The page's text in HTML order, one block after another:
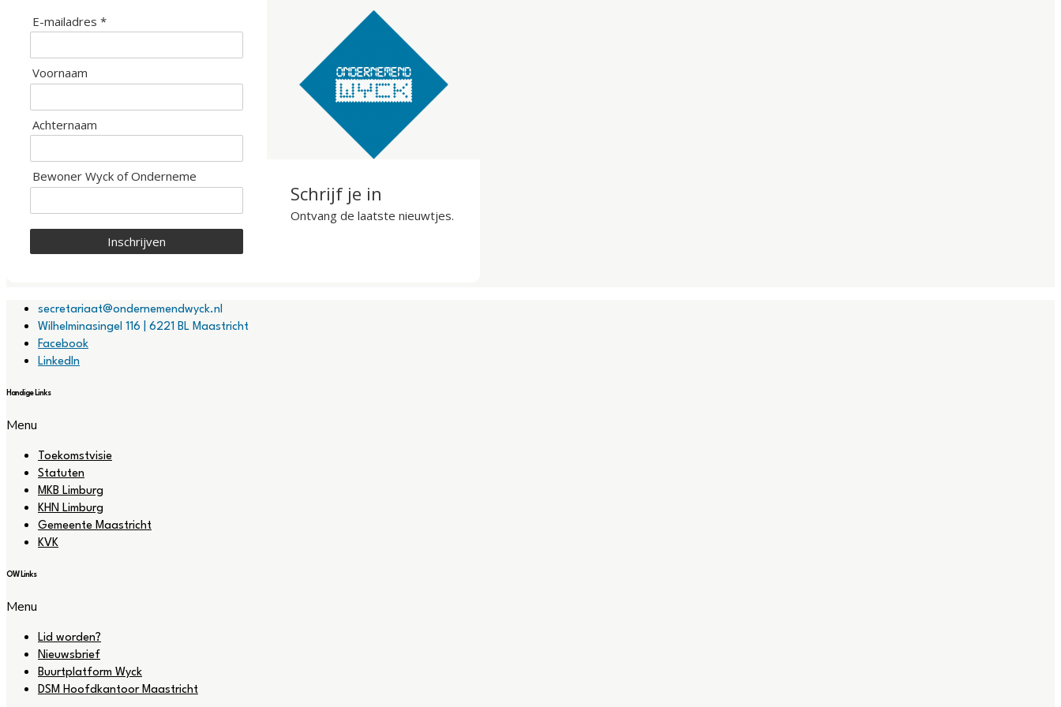
E-mailadres *
Voornaam
Achternaam
Bewoner Wyck of Onderneme
Inschrijven
Schrijf je in
Ontvang de laatste nieuwtjes.
secretariaat@ondernemendwyck.nl
Wilhelminasingel 116 | 6221 BL Maastricht
Facebook
LinkedIn
Handige Links
Menu
Toekomstvisie
Statuten
MKB Limburg
KHN Limburg
Gemeente Maastricht
KVK
OW Links
Menu
Lid worden?
Nieuwsbrief
Buurtplatform Wyck
DSM Hoofdkantoor Maastricht